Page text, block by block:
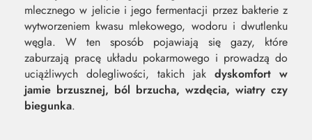
mlecznego w jelicie i jego fermentacji przez bakterie z
wytworzeniem kwasu mlekowego, wodoru i dwutlenku
węgla. W ten sposób pojawiają się gazy, które
zaburzają pracę układu pokarmowego i prowadzą do
uciążliwych dolegliwości, takich jak dyskomfort w
jamie brzusznej, ból brzucha, wzdęcia, wiatry czy
biegunka.